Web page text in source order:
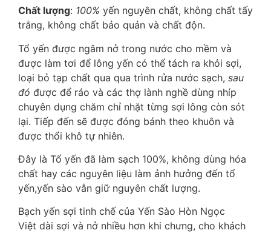
Chất lượng: 100% yến nguyên chất, không chất tấy
trắng, không chất bảo quản và chất độn.
Tổ yến được ngâm nở trong nước cho mềm và
được làm tơi để lông yến có thể tách ra khỏi sợi,
loại bỏ tạp chất qua qua trình rửa nước sạch, sau
đó được để ráo và các thợ lành nghề dùng nhíp
chuyên dụng chăm chỉ nhặt từng sợi lông còn sót
lại. Tiếp đến sẽ được đóng bánh theo khuôn và
được thổi khô tự nhiên.
Đây là Tổ yến đã làm sạch 100%, không dùng hóa
chất hay các nguyên liệu làm ảnh hưởng đến tổ
yến,yến sào vẫn giữ nguyên chất lượng.
Bạch yến sợi tinh chế của Yến Sào Hòn Ngọc
Việt dài sợi và nở nhiều hơn khi chưng, cho khách